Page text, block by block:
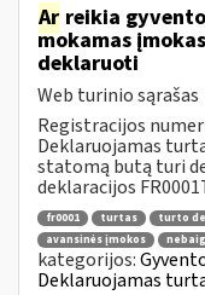
Ar reikia
mokamas
deklaruoti
Web turinio sąrašas
Registracijos
Deklaruojamas
statomą butą turi
deklaracijos
fr0001 turtas turto
avansinės įmokos
kategorijos:
Deklaruojamas